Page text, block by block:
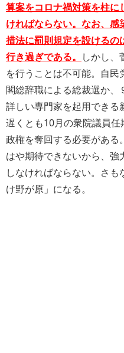
算案をコロナ禍対策を柱
ければならない。なお、
措法に罰則規定を設ける
行き過ぎである。 しかし、
を行うことは不可能。自
閣総辞職による総裁選か、
詳しい専門家を起用できる
遅くとも10月の衆院議員
政権を奪回する必要がある
はや期待できないから、
しなければならない。さ
け野が原」になる。